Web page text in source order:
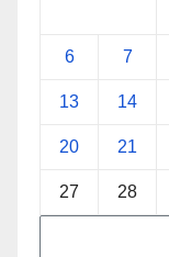
6 7
13 14
20 21
27 28